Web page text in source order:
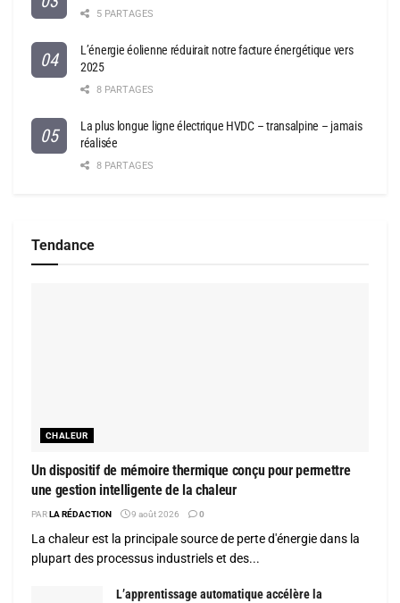
5 PARTAGES
L’énergie éolienne réduirait notre facture énergétique vers
2025
8 PARTAGES
La plus longue ligne électrique HVDC – transalpine – jamais
réalisée
8 PARTAGES
Tendance
CHALEUR
Un dispositif de mémoire thermique conçu pour permettre
une gestion intelligente de la chaleur
PAR LA RÉDACTION 9 août 2026 0
La chaleur est la principale source de perte d'énergie dans la
plupart des processus industriels et des...
L’apprentissage automatique accélère la